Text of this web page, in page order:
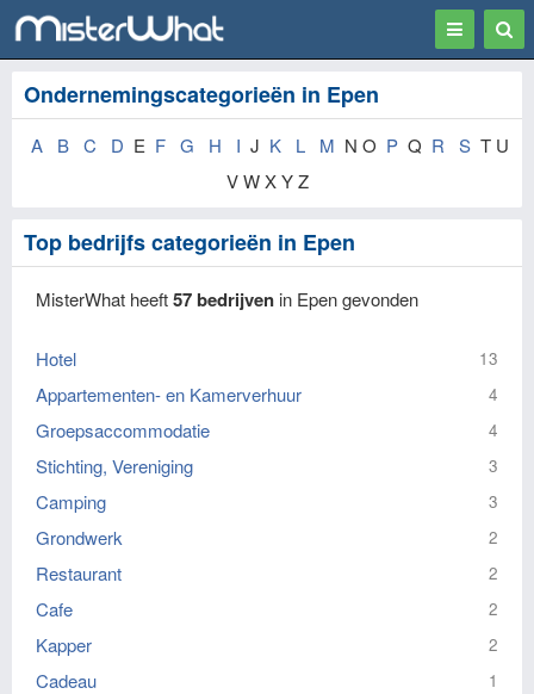
Toggle
Ondernemingscategorieën in Epen
A B C D E F G H I J K L M N O P Q R S T U
V W X Y Z
Top bedrijfs categorieën in Epen
MisterWhat heeft57 bedrijven in Epen gevonden
Hotel 13
Appartementen- en Kamerverhuur 4
Groepsaccommodatie 4
Stichting, Vereniging 3
Camping 3
Grondwerk 2
Restaurant 2
Cafe 2
Kapper 2
Cadeau 1